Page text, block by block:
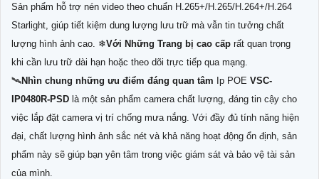
Sản phẩm hỗ trợ nén video theo chuẩn H.265+/H.265/H.264+/H.264
Starlight, giúp tiết kiệm dung lượng lưu trữ mà vẫn tin tưởng chất
lượng hình ảnh cao. ❄Với Những Trang bị cao cấp rất quan trọng
khi cần lưu trữ dài hạn hoặc theo dõi trực tiếp qua mạng.
🛰Nhìn chung những ưu điểm đáng quan tâm Ip POE VSC-
IP0480R-PSD là một sản phẩm camera chất lượng, đáng tin cậy cho
việc lắp đặt camera vị trí chống mưa nắng. Với đầy đủ tính năng hiện
đại, chất lượng hình ảnh sắc nét và khả năng hoạt động ổn định, sản
phẩm này sẽ giúp bạn yên tâm trong việc giám sát và bảo vệ tài sản
của mình.